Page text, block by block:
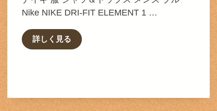
Nike NIKE DRI-FIT ELEMENT 1 …
詳しく見る